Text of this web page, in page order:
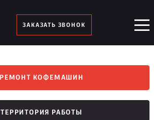
ЗАКАЗАТЬ ЗВОНОК
РЕМОНТ КОФЕМАШИН
ТЕРРИТОРИЯ РАБОТЫ